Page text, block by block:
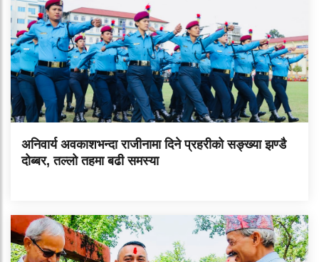
अनिवार्य अवकाशभन्दा राजीनामा दिने प्रहरीको सङ्ख्या झण्डै
दोब्बर, तल्लो तहमा बढी समस्या